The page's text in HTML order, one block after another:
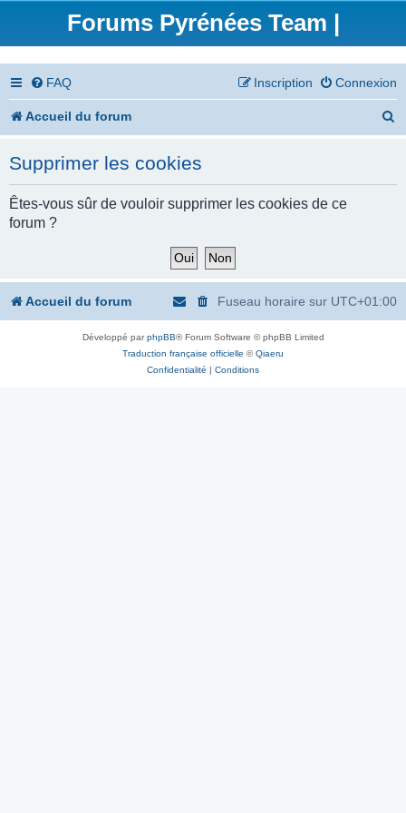
Forums Pyrénées Team |
FAQ Connexion
Inscription
Accueil du forum
c
Supprimer les cookies
Êtes-vous sûr de vouloir supprimer les cookies de ce
forum ?
Accueil du forum Fuseau horaire sur UTC+01:00
Développé parphpBB® Forum Software © phpBB Limited
Traduction française officielle ©Qiaeru
Confidentialité | Conditions